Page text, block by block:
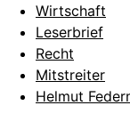
Wirtschaft
Leserbrief
Recht
Mitstreiter
Helmut